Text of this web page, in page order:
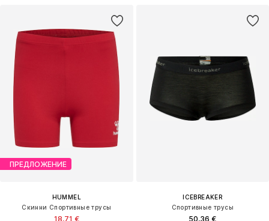
ПРЕДЛОЖЕНИЕ
HUMMEL
Скинни Спортивные трусы
18,71 €
ICEBREAKER
Спортивные трусы
50,36 €